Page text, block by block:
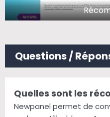
Questions /
Quelles sont les
Newpanel permet de